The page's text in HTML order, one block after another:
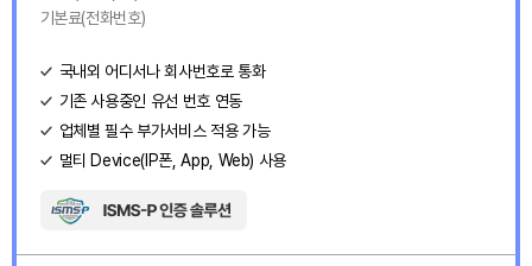
기본료(전화번호)
국내외 어디서나 회사번호로 통화
기존 사용중인 유선 번호 연동
업체별 필수 부가서비스 적용 가능
멀티 Device(IP폰, App, Web) 사용